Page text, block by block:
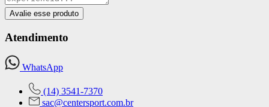
Avalie esse produto
Atendimento
WhatsApp
(14) 3541-7370
sac@centersport.com.br